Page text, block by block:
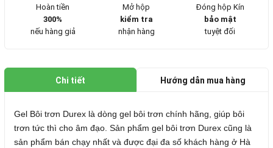
Hoàn tiền
300%
nếu hàng giả
Mở hộp
kiểm tra
nhận hàng
Đóng hộp Kín
bảo mật
tuyệt đối
Chi tiết Hướng dẫn mua hàng
Gel Bôi trơn Durex là dòng gel bôi trơn chính hãng, giúp bôi
trơn tức thì cho âm đạo. Sản phẩm gel bôi trơn Durex cũng là
sản phẩm bán chạy nhất và được đại đa số khách hàng ở Hà